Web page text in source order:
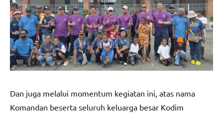
Dan juga melalui momentum kegiatan ini, atas nama
Komandan beserta seluruh keluarga besar Kodim